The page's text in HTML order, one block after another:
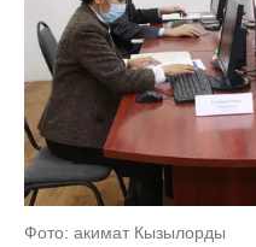
Фото: акимат Кызылорды